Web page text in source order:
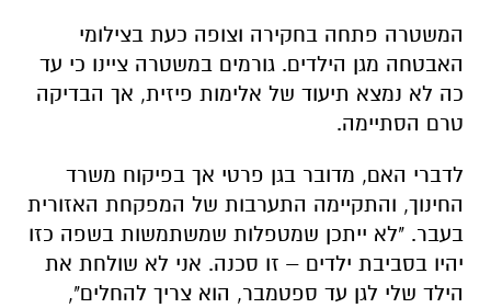
המשטרה פתחה בחקירה וצופה כעת בצילומי
האבטחה מגן הילדים. גורמים במשטרה ציינו כי עד
כה לא נמצא תיעוד של אלימות פיזית, אך הבדיקה
טרם הסתיימה.
לדברי האם, מדובר בגן פרטי אך בפיקוח משרד
החינוך, והתקיימה התערבות של המפקחת האזורית
בעבר. "לא ייתכן שמטפלות שמשתמשות בשפה כזו
יהיו בסביבת ילדים – זו סכנה. אני לא שולחת את
הילד שלי לגן עד ספטמבר, הוא צריך להחלים",